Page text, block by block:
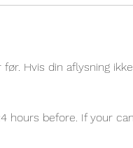
Hvis din aflysning
hours before. If your